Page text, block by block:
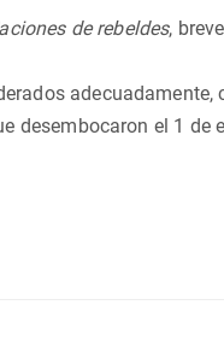
de rebeldes,
adecuadamente,
desembocaron el 1 de